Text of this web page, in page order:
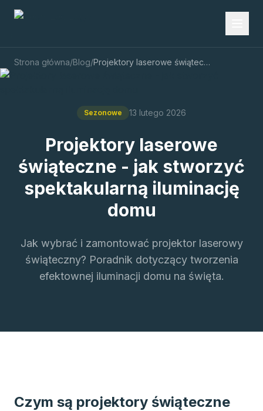
Strona główna/Blog/ Projektory laserowe świąteczne - jak stworzyć spektakularną iluminację domu
Sezonowe 13 lutego 2026
Projektory laserowe
świąteczne - jak stworzyć
spektakularną iluminację
domu
Jak wybrać i zamontować projektor laserowy
świąteczny? Poradnik dotyczący tworzenia
efektownej iluminacji domu na święta.
Czym są projektory świąteczne